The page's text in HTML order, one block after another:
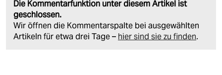
Die Kommentarfunktion unter diesem Artikel ist
geschlossen.
Wir öffnen die Kommentarspalte bei ausgewählten
Artikeln für etwa drei Tage – hier sind sie zu finden.